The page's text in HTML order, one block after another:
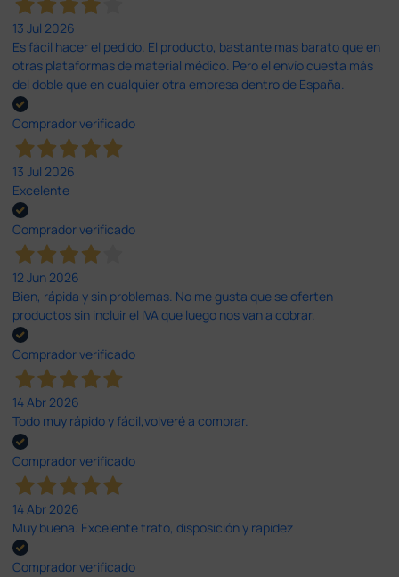
13 Jul 2026
Es fácil hacer el pedido. El producto, bastante mas barato que en
otras plataformas de material médico. Pero el envío cuesta más
del doble que en cualquier otra empresa dentro de España.
Comprador verificado
13 Jul 2026
Excelente
Comprador verificado
12 Jun 2026
Bien, rápida y sin problemas. No me gusta que se oferten
productos sin incluir el IVA que luego nos van a cobrar.
Comprador verificado
14 Abr 2026
Todo muy rápido y fácil,volveré a comprar.
Comprador verificado
14 Abr 2026
Muy buena. Excelente trato, disposición y rapidez
Comprador verificado